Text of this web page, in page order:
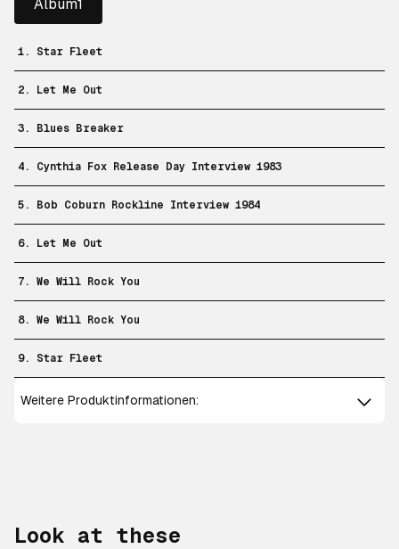
Album1
1. Star Fleet
2. Let Me Out
3. Blues Breaker
4. Cynthia Fox Release Day Interview 1983
5. Bob Coburn Rockline Interview 1984
6. Let Me Out
7. We Will Rock You
8. We Will Rock You
9. Star Fleet
Weitere Produktinformationen:
Look at these